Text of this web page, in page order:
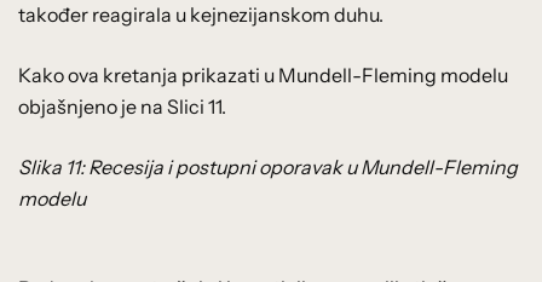
također reagirala u kejnezijanskom duhu.
Kako ova kretanja prikazati u Mundell-Fleming modelu
objašnjeno je na Slici 11.
Slika 11: Recesija i postupni oporavak u Mundell-Fleming
modelu